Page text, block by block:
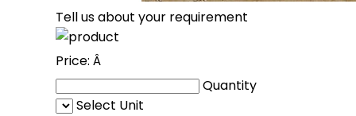
Tell us about your requirement
Price: Â
Quantity
Select Unit